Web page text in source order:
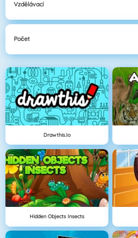
Vzdělávací
Počet
Drawthis.io
Hidden Objects Insects